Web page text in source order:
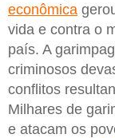
econômica
vida e contra o
país. A
criminosos
conflitos
Milhares de
e atacam os